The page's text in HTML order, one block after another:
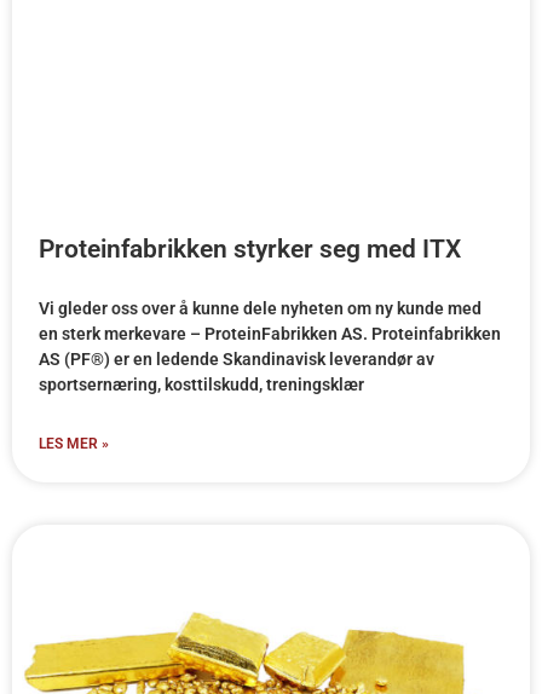
Proteinfabrikken styrker seg med ITX
Vi gleder oss over å kunne dele nyheten om ny kunde med
en sterk merkevare – ProteinFabrikken AS. Proteinfabrikken
AS (PF®) er en ledende Skandinavisk leverandør av
sportsernæring, kosttilskudd, treningsklær
LES MER »